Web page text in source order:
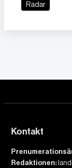
Radar
Kontakt
Redaktionen: